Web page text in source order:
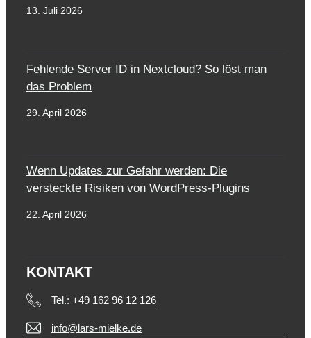
13. Juli 2026
Fehlende Server ID in Nextcloud? So löst man
das Problem
29. April 2026
Wenn Updates zur Gefahr werden: Die
versteckte Risiken von WordPress-Plugins
22. April 2026
KONTAKT
Tel.: +49 162 96 12 126
info@lars-mielke.de